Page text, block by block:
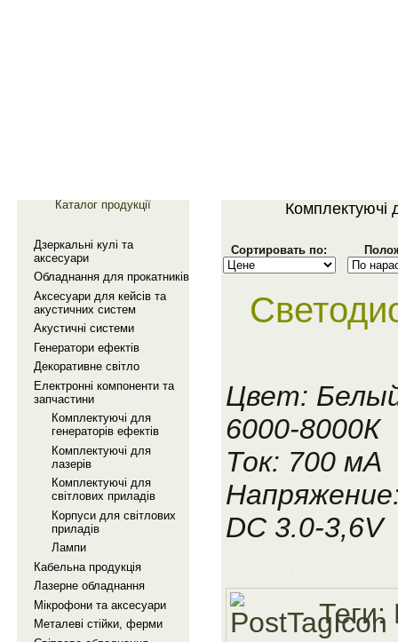
Каталог продукції
Дзеркальнi кулi та
аксесуари
Обладнання для прокатникiв
Аксесуари для кейсiв та
акустичних систем
Акустичнi системи
Генератори ефектiв
Декоративне свiтло
Електроннi компоненти та
запчастини
Комплектуючi для
генераторiв ефектiв
Комплектуючi для
лазерiв
Комплектуючi для
свiтлових приладiв
Корпуси для свiтлових
приладiв
Лампи
Кабельна продукцiя
Лазерне обладнання
Мiкрофони та аксесуари
Металевi стiйки, ферми
Комплектуючi
Сортировать по:
Цвет:
6000-8000К
Ток: 700 мА
DC 3.0-3,6V
Теги: